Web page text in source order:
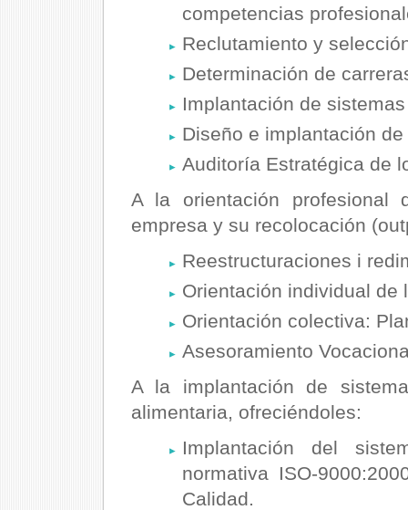
competencias
Reclutamiento y
Determinación de
Implantación de
Diseño e implantación
Auditoría Estratégica de
A la orientación profesional
empresa y su recolocación
Reestructuraciones i
Orientación individual de
Orientación colectiva:
Asesoramiento
A la implantación de
alimentaria, ofreciéndoles:
Implantación del
normativa ISO-
Calidad.